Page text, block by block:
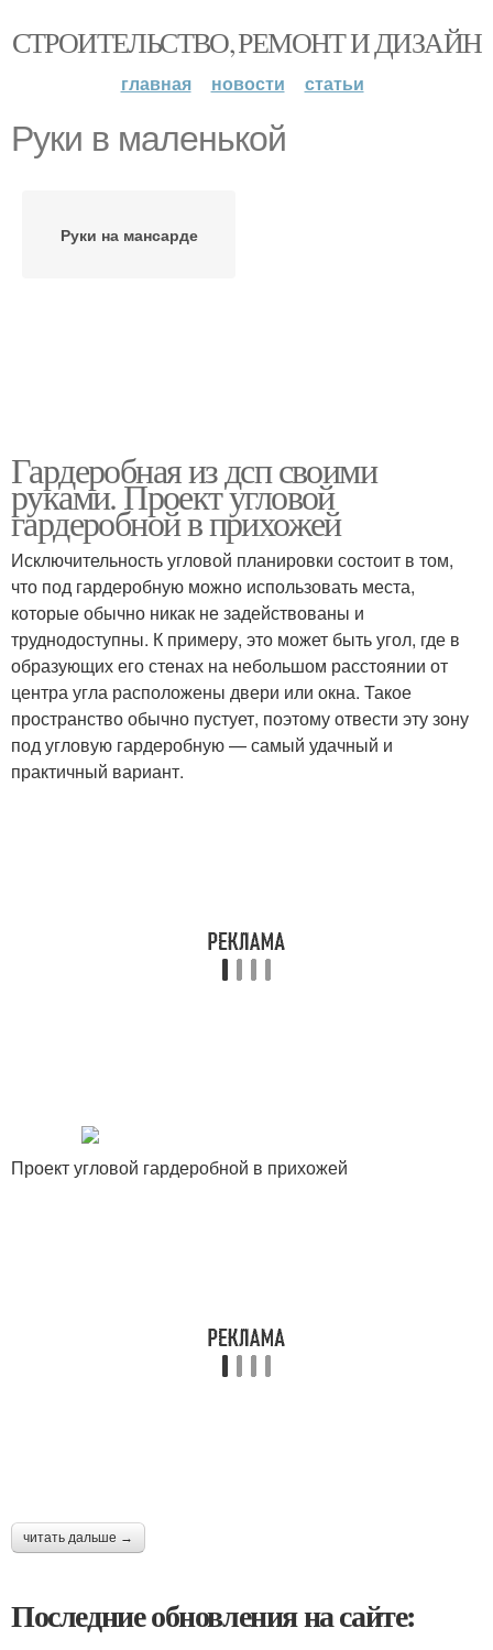
СТРОИТЕЛЬСТВО, РЕМОНТ И ДИЗАЙН
главная новости статьи
Руки в маленькой
Руки на мансарде
Гардеробная из дсп своими
руками. Проект угловой
гардеробной в прихожей
Исключительность угловой планировки состоит в том,
что под гардеробную можно использовать места,
которые обычно никак не задействованы и
труднодоступны. К примеру, это может быть угол, где в
образующих его стенах на небольшом расстоянии от
центра угла расположены двери или окна. Такое
пространство обычно пустует, поэтому отвести эту зону
под угловую гардеробную — самый удачный и
практичный вариант.
Проект угловой гардеробной в прихожей
читать дальше →
Последние обновления на сайте: